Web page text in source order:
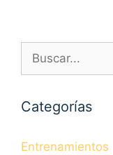
Categorías
Entrenamientos